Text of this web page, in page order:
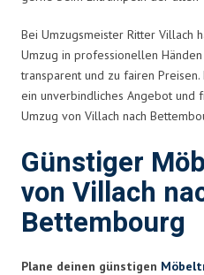
Bei Umzugsmeister Ritter Villach
Umzug in professionellen
transparent und zu fairen
ein unverbindliches Angebot und
Umzug von Villach nach
Günstiger
von Villach
Bettembourg
Plane deinen günstigen